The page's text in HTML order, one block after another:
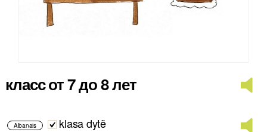
класс от 7 до 8 лет
Albanais klasa dytë